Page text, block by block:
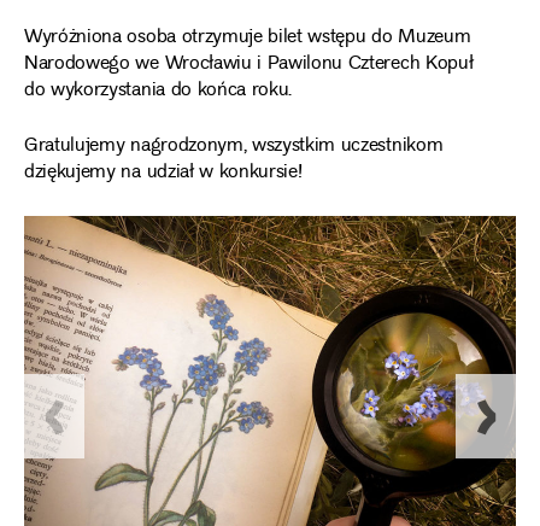
Wyróżniona osoba otrzymuje bilet wstępu do Muzeum
Narodowego we Wrocławiu i Pawilonu Czterech Kopuł
do wykorzystania do końca roku.
Gratulujemy nagrodzonym, wszystkim uczestnikom
dziękujemy na udział w konkursie!